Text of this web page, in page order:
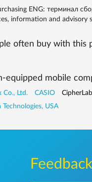
ENG: терминал
information and advisory
often buy with this
equipped mobile
Co., Ltd. CASIO CipherLab
Technologies, USA
Feedback